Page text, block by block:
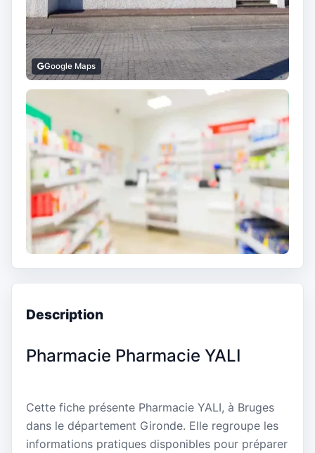
Google Maps
Description
Pharmacie Pharmacie YALI
Cette fiche présente Pharmacie YALI, à Bruges
dans le département Gironde. Elle regroupe les
informations pratiques disponibles pour préparer